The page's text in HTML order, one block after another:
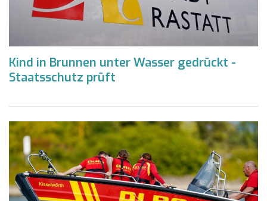
Kind in Brunnen unter Wasser gedrückt -
Staatsschutz prüft